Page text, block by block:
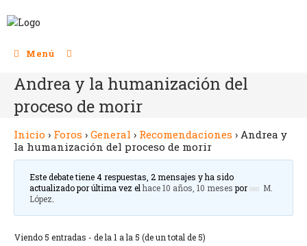
Menú
Andrea y la humanización del
proceso de morir
Inicio › Foros › General › Recomendaciones › Andrea y
la humanización del proceso de morir
Este debate tiene 4 respuestas, 2 mensajes y ha sido
actualizado por última vez el hace 10 años, 10 mesespor
M.
López
Viendo 5 entradas - de la 1 a la 5 (de un total de 5)